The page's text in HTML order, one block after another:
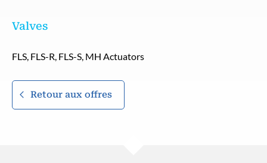
Valves
FLS, FLS-R, FLS-S, MH Actuators
Retour aux offres